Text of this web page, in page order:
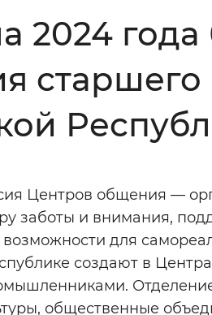
буквами
:
2024
старшего
Центров общения —
заботы и внимания,
для
создают в
общественные